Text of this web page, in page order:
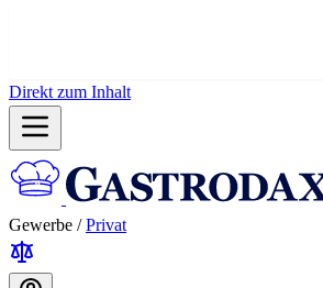
Direkt zum Inhalt
Gewerbe / Privat